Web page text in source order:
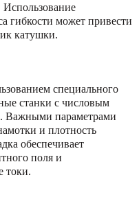
Использование
гибкости может привести
катушки.
специального
станки с числовым
Важными параметрами
и плотность
обеспечивает
поля и
токи.